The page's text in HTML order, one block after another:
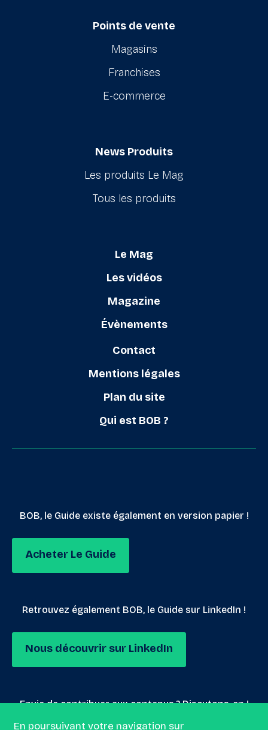
Points de vente
Magasins
Franchises
E-commerce
News Produits
Les produits Le Mag
Tous les produits
Le Mag
Les vidéos
Magazine
Évènements
Contact
Mentions légales
Plan du site
Qui est BOB ?
BOB, le Guide existe également en version papier !
Acheter Le Guide
Retrouvez également BOB, le Guide sur LinkedIn !
Nous découvrir sur LinkedIn
Envie de contribuer aux contenus ? Discutons-en !
En poursuivant votre navigation sur